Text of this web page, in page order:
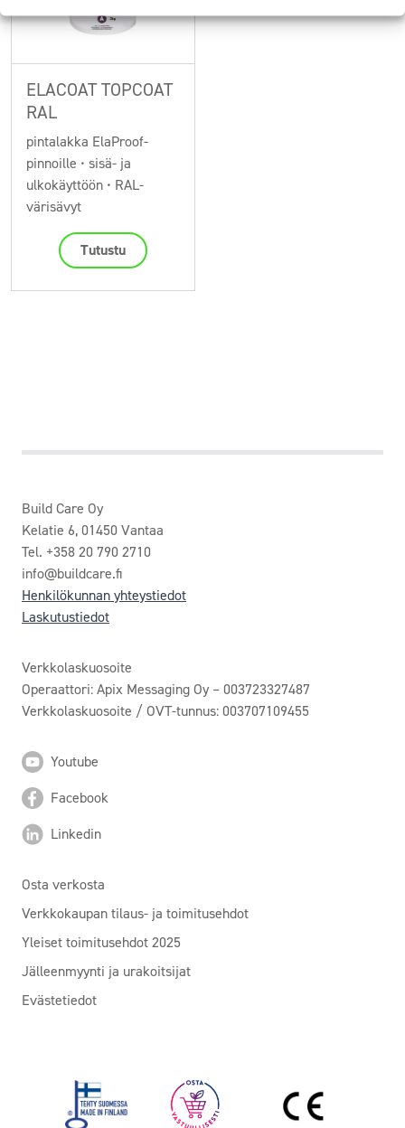
ELACOAT TOPCOAT
RAL
pintalakka ElaProof-
pinnoille • sisä- ja
ulkokäyttöön • RAL-
värisävyt
Tutustu
Build Care Oy
Kelatie 6, 01450 Vantaa
Tel. +358 20 790 2710
info@buildcare.fi
Henkilökunnan yhteystiedot
Laskutustiedot
Verkkolaskuosoite
Operaattori: Apix Messaging Oy – 003723327487
Verkkolaskuosoite / OVT-tunnus: 003707109455
Youtube
Facebook
Linkedin
Osta verkosta
Verkkokaupan tilaus- ja toimitusehdot
Yleiset toimitusehdot 2025
Jälleenmyynti ja urakoitsijat
Evästetiedot